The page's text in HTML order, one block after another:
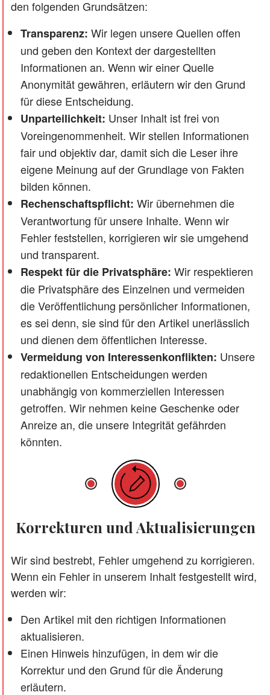
den folgenden Grundsätzen:
Transparenz: Wir legen unsere Quellen offen
und geben den Kontext der dargestellten
Informationen an. Wenn wir einer Quelle
Anonymität gewähren, erläutern wir den Grund
für diese Entscheidung.
Unparteilichkeit: Unser Inhalt ist frei von
Voreingenommenheit. Wir stellen Informationen
fair und objektiv dar, damit sich die Leser ihre
eigene Meinung auf der Grundlage von Fakten
bilden können.
Rechenschaftspflicht: Wir übernehmen die
Verantwortung für unsere Inhalte. Wenn wir
Fehler feststellen, korrigieren wir sie umgehend
und transparent.
Respekt für die Privatsphäre: Wir respektieren
die Privatsphäre des Einzelnen und vermeiden
die Veröffentlichung persönlicher Informationen,
es sei denn, sie sind für den Artikel unerlässlich
und dienen dem öffentlichen Interesse.
Vermeidung von Interessenkonflikten: Unsere
redaktionellen Entscheidungen werden
unabhängig von kommerziellen Interessen
getroffen. Wir nehmen keine Geschenke oder
Anreize an, die unsere Integrität gefährden
könnten.
Korrekturen und Aktualisierungen
Wir sind bestrebt, Fehler umgehend zu korrigieren.
Wenn ein Fehler in unserem Inhalt festgestellt wird,
werden wir:
Den Artikel mit den richtigen Informationen
aktualisieren.
Einen Hinweis hinzufügen, in dem wir die
Korrektur und den Grund für die Änderung
erläutern.